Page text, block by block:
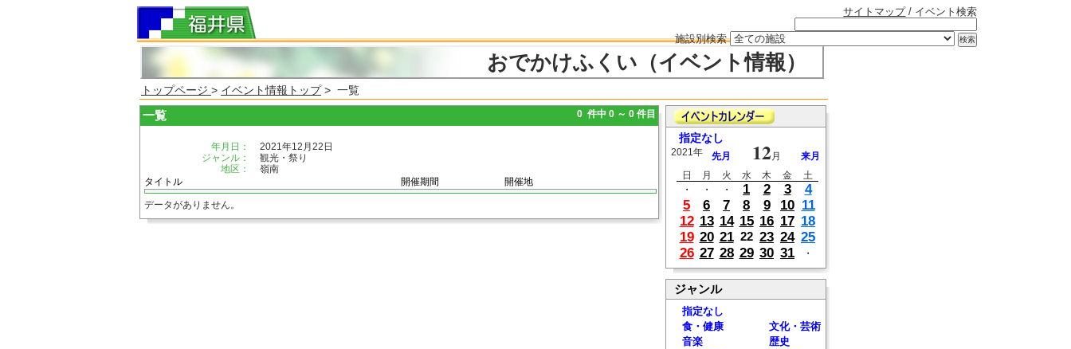
サイトマップ/ イベント検索
施設別検索
おでかけふくい（イベント情報）
トップページ > イベント情報トップ> 一覧
一覧 0 件中 0 ～ 0 件目
年月日：
2021年12月22日
ジャンル：
観光・祭り
地区：
嶺南
タイトル
開催期間 開催地
データがありません。
指定なし
2021年 先月 12月
来月
日
月 火 水 木 金
土
・
・ ・ 1 2 3
4
5
6 7 8 9 10 11
12 13 14 15 16 17 18
19 20 21 22 23 24 25
26 27 28 29 30 31 ・
ジャンル
指定なし
食・健康
文化・芸術
音楽
歴史